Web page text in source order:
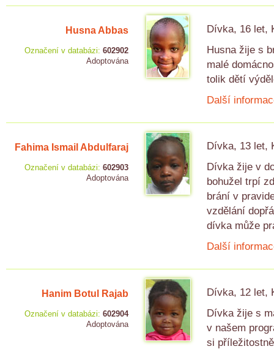
Husna Abbas
Označení v databázi: 602902
Adoptována
Dívka, 16 let,
Husna žije s
malé
tolik dětí
Další
Fahima Ismail Abdulfaraj
Označení v databázi: 602903
Adoptována
Dívka, 13 let,
Dívka žije v
bohužel trpí
brání v
vzdělání
dívka může
Další
Hanim Botul Rajab
Označení v databázi: 602904
Adoptována
Dívka, 12 let,
Dívka žije s
v našem
si